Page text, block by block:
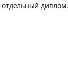
диплом.